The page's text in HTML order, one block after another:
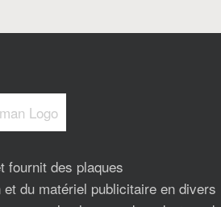
fournit des plaques
et du matériel publicitaire en divers